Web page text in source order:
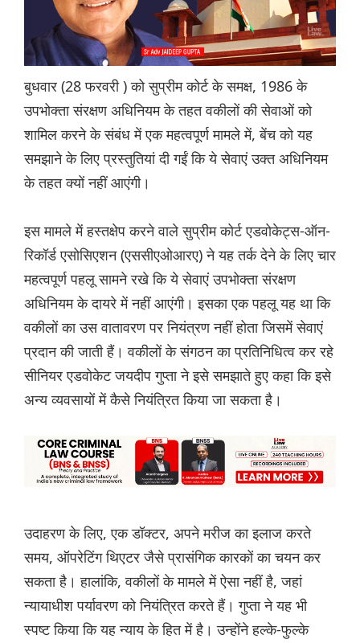
बुधवार (28 फरवरी ) को सुप्रीम कोर्ट के समक्ष, 1986 के
उपभोक्ता संरक्षण अधिनियम के तहत वकीलों की सेवाओं को
शामिल करने के संबंध में एक महत्वपूर्ण मामले में, बेंच को यह
समझाने के लिए प्रस्तुतियां दी गईं कि ये सेवाएं उक्त अधिनियम
के तहत क्यों नहीं आएंगी।
इस मामले में हस्तक्षेप करने वाले सुप्रीम कोर्ट एडवोकेट्स-ऑन-
रिकॉर्ड एसोसिएशन (एससीएओआरए) ने यह तर्क देने के लिए चार
महत्वपूर्ण पहलू सामने रखे कि ये सेवाएं उपभोक्ता संरक्षण
अधिनियम के दायरे में नहीं आएंगी। इसका एक पहलू यह था कि
वकीलों का उस वातावरण पर नियंत्रण नहीं होता जिसमें सेवाएं
प्रदान की जाती हैं। वकीलों के संगठन का प्रतिनिधित्व कर रहे
सीनियर एडवोकेट जयदीप गुप्ता ने इसे समझाते हुए कहा कि इसे
अन्य व्यवसायों में कैसे नियंत्रित किया जा सकता है।
उदाहरण के लिए, एक डॉक्टर, अपने मरीज का इलाज करते
समय, ऑपरेटिंग थिएटर जैसे प्रासंगिक कारकों का चयन कर
सकता है। हालांकि, वकीलों के मामले में ऐसा नहीं है, जहां
न्यायाधीश पर्यावरण को नियंत्रित करते हैं। गुप्ता ने यह भी
स्पष्ट किया कि यह न्याय के हित में है। उन्होंने हल्के-फुल्के